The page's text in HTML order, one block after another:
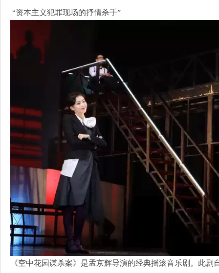
“资本主义犯罪现场的抒情杀手”
《空中花园谋杀案》是孟京辉导演的经典摇滚音乐剧。此剧